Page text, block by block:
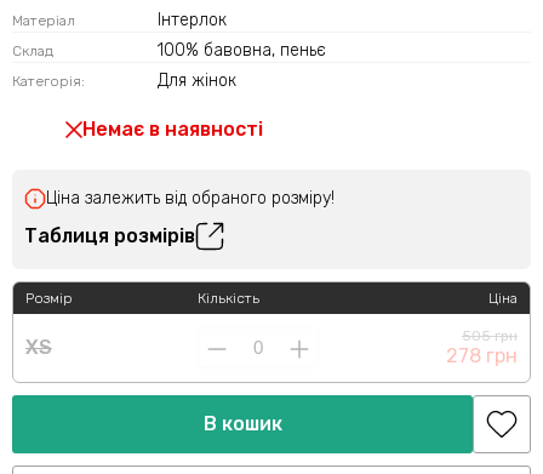
Матеріал Інтерлок
Склад 100% бавовна, пеньє
Категорія: Для жінок
Немає в наявності
Ціна залежить від обраного розміру!
Таблиця розмірів
Розмір
XS
Кількість Ціна
505 грн
278 грн
В кошик